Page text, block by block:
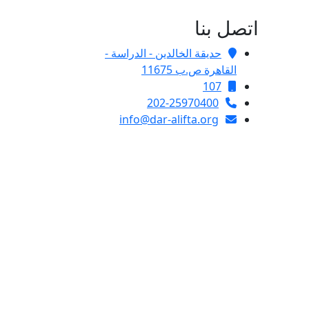
اتصل بنا
حديقة الخالدين - الدراسة -
القاهرة ص.ب 11675
107
202-25970400
info@dar-alifta.org